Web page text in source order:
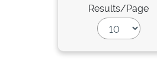
Results/Page